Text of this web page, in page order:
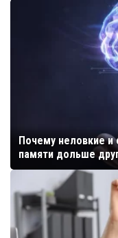
Почему неловкие и
памяти дольше